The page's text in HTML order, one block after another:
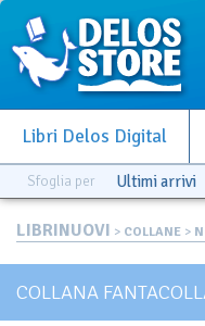
Libri Delos Digital
Sfoglia per Ultimi arrivi
LIBRINUOVI > COLLANE >
COLLANA